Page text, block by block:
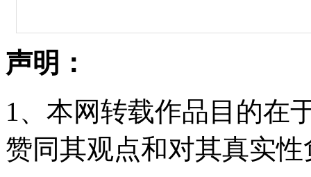
声明：
1、本网转载作品目的在
赞同其观点和对其真实性